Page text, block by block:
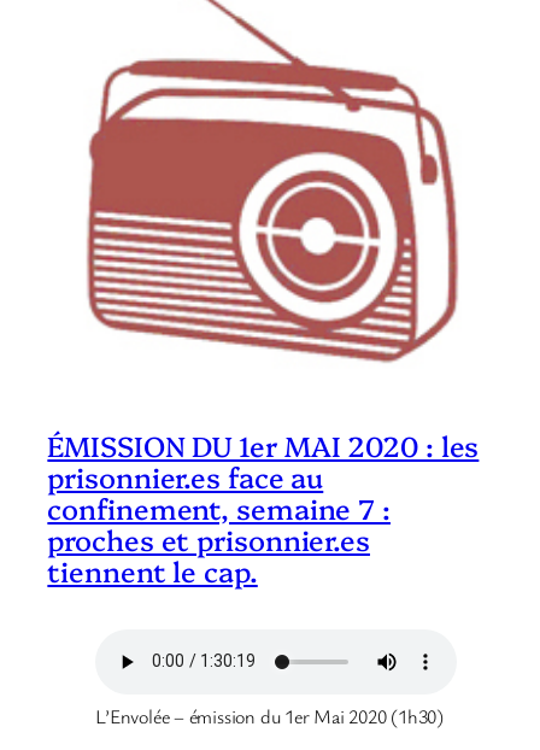
ÉMISSION DU 1er MAI 2020 : les
prisonnier.es face au
confinement, semaine 7 :
proches et prisonnier.es
tiennent le cap.
L’Envolée – émission du 1er Mai 2020 (1h30)